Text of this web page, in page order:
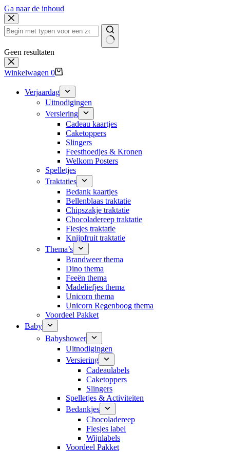
Ga naar de inhoud
Geen resultaten
Winkelwagen 0
Verjaardag
Uitnodigingen
Versiering
Cadeau kaartjes
Caketoppers
Slingers
Feesthoedjes & Kronen
Welkom Posters
Spelletjes
Traktaties
Bedank kaartjes
Bellenblaas traktatie
Chipszakje traktatie
Chocoladereep traktatie
Flesjes traktatie
Knijpfruit traktatie
Thema’s
Brandweer thema
Dino thema
Feeën thema
Madeliefjes thema
Unicorn thema
Unicorn Regenboog thema
Voordeel Pakket
Baby
Babyshower
Uitnodigingen
Versiering
Cadeaulabels
Caketoppers
Slingers
Spelletjes & Activiteiten
Bedankjes
Chocoladereep
Flesjes label
Wijnlabels
Voordeel Pakket